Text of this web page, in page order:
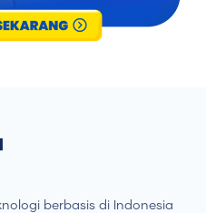
berbasis di Indonesia